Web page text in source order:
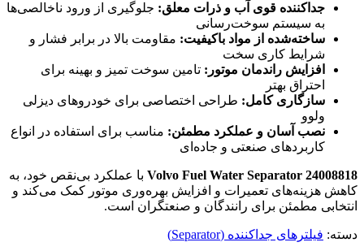
جداکننده قوی آب و ذرات معلق: جلوگیری از ورود ناخالصی‌ها
به سیستم سوخت‌رسانی
ساخته‌شده از مواد باکیفیت: مقاومت بالا در برابر فشار و
شرایط کاری سخت
افزایش راندمان موتور: تامین سوخت تمیز و بهینه برای
احتراق بهتر
سازگاری کامل: طراحی اختصاصی برای خودروهای دیزلی
ولوو
نصب آسان و عملکرد مطمئن: مناسب برای استفاده در انواع
کاربردهای صنعتی و جاده‌ای
Volvo Fuel Water Separator 24008818 با عملکرد بی‌نقص خود، به
کاهش هزینه‌های تعمیرات و افزایش بهره‌وری موتور کمک می‌کند و
انتخابی مطمئن برای رانندگان و صنعتگران است.
دسته: فیلترهای جداکننده (Separator)